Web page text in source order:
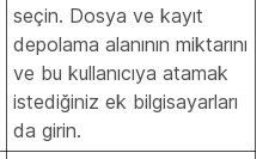
seçin. Dosya ve kayıt
depolama alanının miktarını
ve bu kullanıcıya atamak
istediğiniz ek bilgisayarları
da girin.